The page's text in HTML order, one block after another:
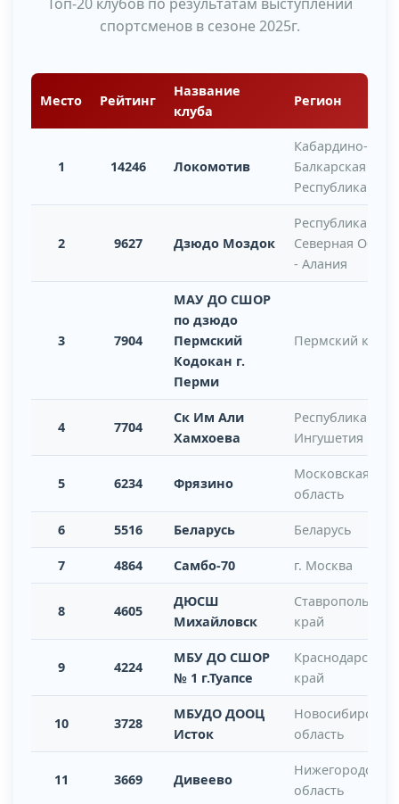
спортсменов в сезоне 2025г.
Место Рейтинг
Название
клуба
Регион
1 14246 Локомотив
Кабардино-
Балкарская
Республика
2 9627 Дзюдо Моздок
Республика
Северная
- Алания
3 7904
МАУ ДО СШОР
по дзюдо
Пермский
Кодокан г.
Перми
Пермский край
4 7704
Ск Им Али
Хамхоева
Республика
Ингушетия
5 6234 Фрязино
Московская
область
6 5516 Беларусь Беларусь
7 4864 Самбо-70 г. Москва
8 4605
ДЮСШ
Михайловск
Ставропольский
край
9 4224
МБУ ДО СШОР
№ 1 г.Туапсе
Краснодарский
край
10 3728
МБУДО ДООЦ
Исток
Новосибирская
область
11 3669 Дивеево
Нижегородская
область